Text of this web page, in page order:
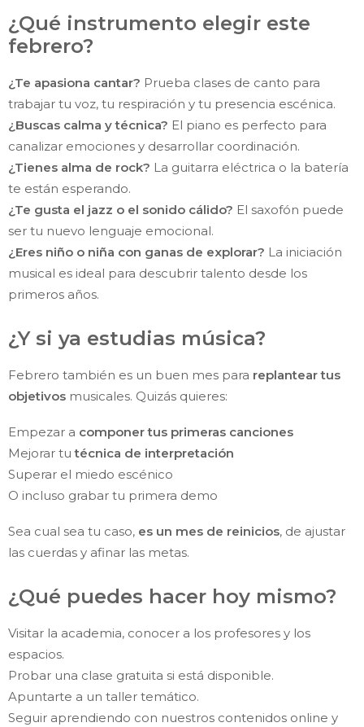
¿Qué instrumento elegir este
febrero?
¿Te apasiona cantar? Prueba clases de canto para
trabajar tu voz, tu respiración y tu presencia escénica.
¿Buscas calma y técnica? El piano es perfecto para
canalizar emociones y desarrollar coordinación.
¿Tienes alma de rock? La guitarra eléctrica o la batería
te están esperando.
¿Te gusta el jazz o el sonido cálido? El saxofón puede
ser tu nuevo lenguaje emocional.
¿Eres niño o niña con ganas de explorar? La iniciación
musical es ideal para descubrir talento desde los
primeros años.
¿Y si ya estudias música?
Febrero también es un buen mes para replantear tus
objetivos musicales. Quizás quieres:
Empezar a componer tus primeras canciones
Mejorar tutécnica de interpretación
Superar el miedo escénico
O incluso grabar tu primera demo
Sea cual sea tu caso, es un mes de reinicios, de ajustar
las cuerdas y afinar las metas.
¿Qué puedes hacer hoy mismo?
Visitar la academia, conocer a los profesores y los
espacios.
Probar una clase gratuita si está disponible.
Apuntarte a un taller temático.
Seguir aprendiendo con nuestros contenidos online y